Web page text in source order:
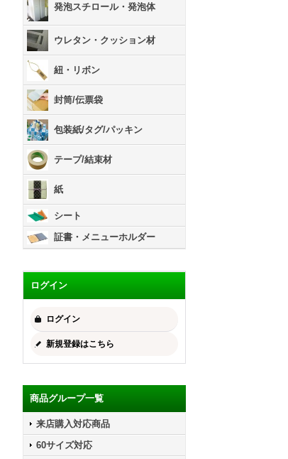
発泡スチロール・発泡体
ウレタン・クッション材
紐・リボン
封筒/伝票袋
包装紙/タグ/パッキン
テープ/結束材
紙
シート
証書・メニューホルダー
ログイン
ログイン
新規登録はこちら
商品グループ一覧
来店購入対応商品
60サイズ対応